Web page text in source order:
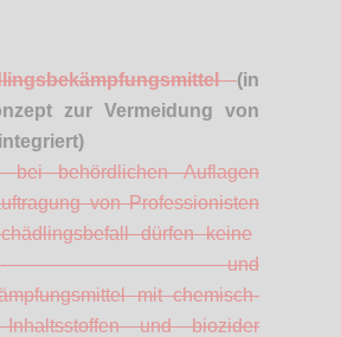
(in
zur Vermeidung von
bei behördlichen Auflagen
vonProfessionisten
dürfen keine
und
mit chemisch-
Inhaltsstoffen undbiozider